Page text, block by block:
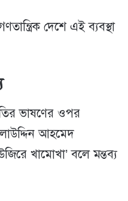
দেশে এই ব্যবস্থা
ভাষণের ওপর
আহমেদ
খামোখা’ বলে মন্তব্য